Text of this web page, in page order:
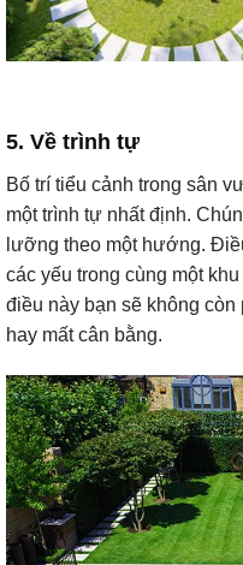
5. Về trình tự
Bố trí tiểu cảnh trong sân
một trình tự nhất định.
lưỡng theo một hướng.
các yếu trong cùng một
điều này bạn sẽ không
hay mất cân bằng.